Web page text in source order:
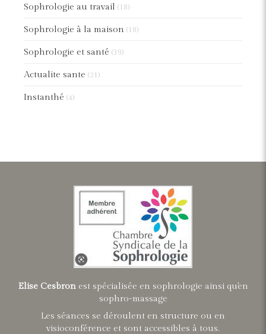
Sophrologie au travail (18)
Sophrologie à la maison (18)
Sophrologie et santé (39)
Actualite sante (21)
Instanthé (4)
Elise Cesbronest spécialisée en sophrologie ainsi qu'en
sophro-massage
Les séances se déroulent en structure ou en
visioconférence et sont accessibles à tous.